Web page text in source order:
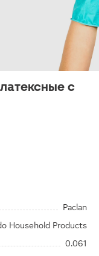
c
Paclan
Household Products
0.061